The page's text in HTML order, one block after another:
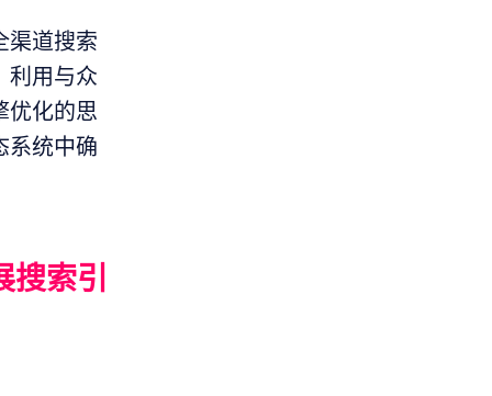
渠道搜索
利用与众
优化的思
系统中确
索引